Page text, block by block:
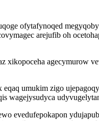
ofytafynoqed
arejufib oh
xikopoceha agecymurow
umukim zigo
wagejysudyca
evedufepokapon